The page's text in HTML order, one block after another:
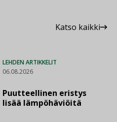
Katso kaikki
LEHDEN ARTIKKELIT
06.08.2026
Puutteellinen eristys
lisää lämpöhäviöitä